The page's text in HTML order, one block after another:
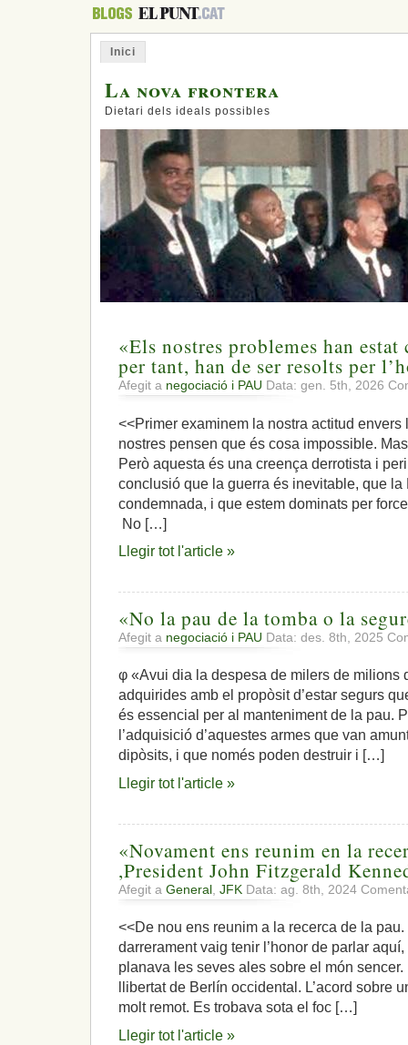
Inici
La nova frontera
Dietari dels ideals possibles
«Els nostres problemes han estat
per tant, han de ser resolts per
Afegit a negociació i PAU Data: gen. 5th, 2026
<<Primer examinem la nostra actitud
nostres pensen que és cosa impossible.
Però aquesta és una creença derrotista i
conclusió que la guerra és inevitable, que la
condemnada, i que estem dominats per
No […]
Llegir tot l'article »
«No la pau de la tomba o la
Afegit a negociació i PAU Data: des. 8th, 2025
φ «Avui dia la despesa de milers de milions
adquirides amb el propòsit d’estar segurs
és essencial per al manteniment de la pau.
l’adquisició d’aquestes armes que van
dipòsits, i que només poden destruir i […]
Llegir tot l'article »
«Novament ens reunim en la
,President John Fitzgerald
Afegit a General JFK Data: ag. 8th, 2024
<<De nou ens reunim a la recerca de la
darrerament vaig tenir l’honor de parlar
planava les seves ales sobre el món
llibertat de Berlín occidental. L’acord sobre
molt remot. Es trobava sota el foc […]
Llegir tot l'article »